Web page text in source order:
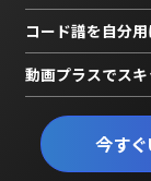
今す
コード譜を自分
動画プラスでス